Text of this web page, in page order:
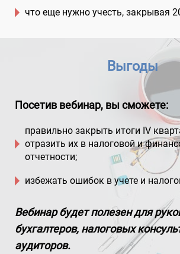
что еще нужно учесть, закрывая
Выгоды
Посетив вебинар, вы сможете:
правильно закрыть итоги IV
отразить их в налоговой и
отчетности;
избежать ошибок в учете и
Вебинар будет полезен для
бухгалтеров, налоговых
аудиторов.